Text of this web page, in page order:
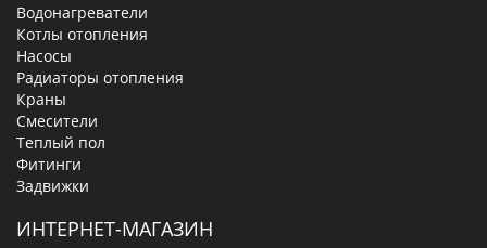
Водонагреватели
Котлы отопления
Насосы
Радиаторы отопления
Краны
Смесители
Теплый пол
Фитинги
Задвижки
ИНТЕРНЕТ-МАГАЗИН